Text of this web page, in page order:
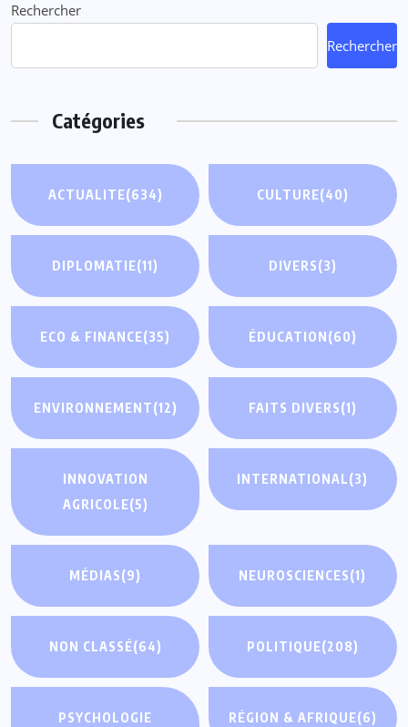
Rechercher
Rechercher
Catégories
ACTUALITE(634) CULTURE(40)
DIPLOMATIE(11) DIVERS(3)
ECO & FINANCE(35) ÉDUCATION(60)
ENVIRONNEMENT(12) FAITS DIVERS(1)
INNOVATION
AGRICOLE(5)
INTERNATIONAL(3)
MÉDIAS(9) NEUROSCIENCES(1)
NON CLASSÉ(64) POLITIQUE(208)
PSYCHOLOGIE RÉGION & AFRIQUE(6)